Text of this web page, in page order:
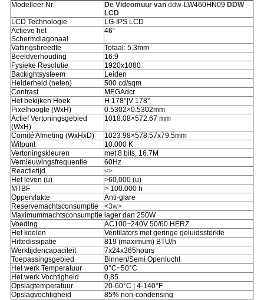
Modelleer Nr: De Videomuur vanddw-LW460HN09 DDW
LCD
LCD Technologie
LG-IPS LCD
Actieve het
Schermdiagonaal
46“
Vattingsbreedte
Totaal: 5.3mm
Beeldverhouding
16:9
Fysieke Resolutie
1920x1080
Backightsysteem
Leiden
Helderheid (neten)
500 cd/sqm
Contrast
MEGAdcr
Het bekijken Hoek
H 178°|V 178°
Pixelhoogte (WxH)
0.5302×0.5302mm
Actief Vertoningsgebied
(WxH)
1018.08×572.67 mm
Comité Afmeting (WxHxD)
1023.98×578.57x79.5mm
Witpunt
10.000 K
Vertoningskleuren
met 8 bits, 16.7M
Vernieuwingsfrequentie
60Hz
Reactietijd
<>
Het leven (u)
>60,000 (u)
MTBF
> 100.000 h
Oppervlakte
Anti-glare
Reservemachtsconsumptie
<3w>
Maximummachtsconsumptie lager dan 250W
Voeding
AC100~240V 50/60 HERZ
Het koelen
Ventilators met geringe geluidssterkte
Hittedissipatie
819 (maximum) BTU/h
Werktijdencapaciteit
7x24x365hours
Toepassingsgebied
Binnen/Semi Openlucht
Het werk Temperatuur
0°C~50°C
Het werk Vochtigheid
0,85
Opslagtemperatuur
20-60°C | 4-140°F
Opslagvochtigheid
85% non-condensing